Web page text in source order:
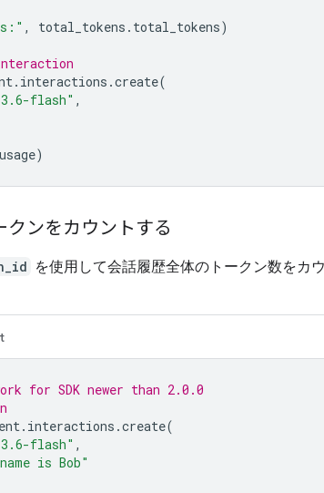
, total_tokens . total_tokens)
. interactions .create(
flash" ,
usage)
クンをカウントする
を使用して会話履歴全体のトークン数をカ
for SDK newer than 2.0.0
. interactions .create(
flash" ,
is Bob"